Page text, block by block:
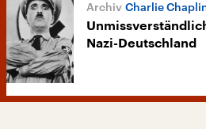
Charlie
Nazi-Deutschland